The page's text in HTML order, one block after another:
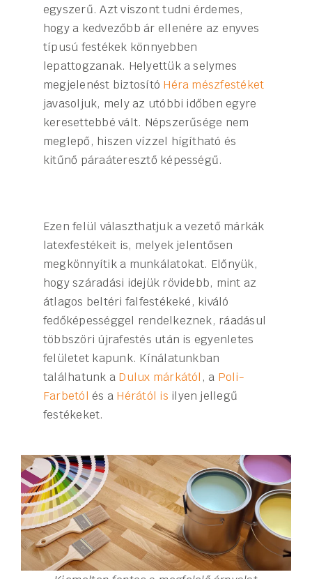
egyszerű. Azt viszont tudni érdemes,
hogy a kedvezőbb ár ellenére az enyves
típusú festékek könnyebben
lepattogzanak. Helyettük a selymes
megjelenést biztosító Héra mészfestéket
javasoljuk, mely az utóbbi időben egyre
keresettebbé vált. Népszerűsége nem
meglepő, hiszen vízzel hígítható és
kitűnő páraáteresztő képességű.
Ezen felül választhatjuk a vezető márkák
latexfestékeit is, melyek jelentősen
megkönnyítik a munkálatokat. Előnyük,
hogy száradási idejük rövidebb, mint az
átlagos beltéri falfestékeké, kiváló
fedőképességgel rendelkeznek, ráadásul
többszöri újrafestés után is egyenletes
felületet kapunk. Kínálatunkban
találhatunk a Dulux márkától , a Poli-
Farbetól és a Hérától is ilyen jellegű
festékeket.